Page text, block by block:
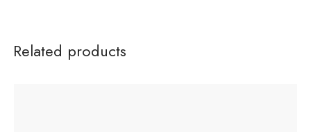
Related products